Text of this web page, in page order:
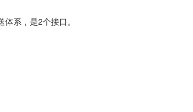
系，是2个接口。